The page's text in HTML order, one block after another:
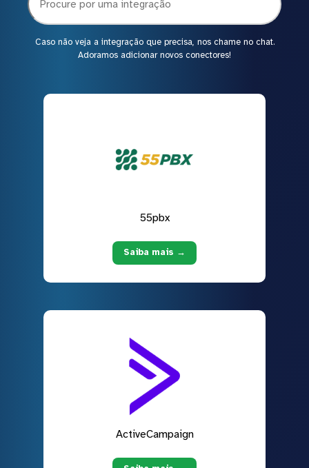
Caso não veja a integração que precisa, nos chame no chat.
Adoramos adicionar novos conectores!
55pbx
Saiba mais →
ActiveCampaign